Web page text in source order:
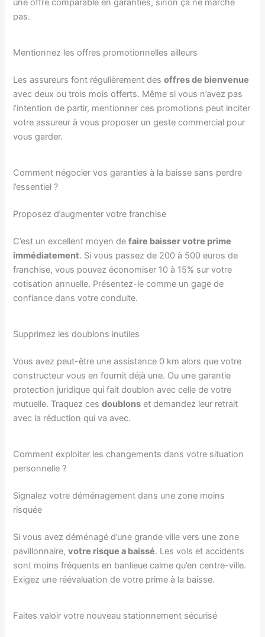
une offre comparable en garanties, sinon ça ne marche
pas.
Mentionnez les offres promotionnelles ailleurs
Les assureurs font régulièrement desoffres de bienvenue
avec deux ou trois mois offerts. Même si vous n’avez pas
l’intention de partir, mentionner ces promotions peut inciter
votre assureur à vous proposer un geste commercial pour
vous garder.
Comment négocier vos garanties à la baisse sans perdre
l’essentiel ?
Proposez d’augmenter votre franchise
C’est un excellent moyen defaire baisser votre prime
immédiatement. Si vous passez de 200 à 500 euros de
franchise, vous pouvez économiser 10 à 15% sur votre
cotisation annuelle. Présentez-le comme un gage de
confiance dans votre conduite.
Supprimez les doublons inutiles
Vous avez peut-être une assistance 0 km alors que votre
constructeur vous en fournit déjà une. Ou une garantie
protection juridique qui fait doublon avec celle de votre
mutuelle. Traquez cesdoublons et demandez leur retrait
avec la réduction qui va avec.
Comment exploiter les changements dans votre situation
personnelle ?
Signalez votre déménagement dans une zone moins
risquée
Si vous avez déménagé d’une grande ville vers une zone
pavillonnaire,votre risque a baissé. Les vols et accidents
sont moins fréquents en banlieue calme qu’en centre-ville.
Exigez une réévaluation de votre prime à la baisse.
Faites valoir votre nouveau stationnement sécurisé